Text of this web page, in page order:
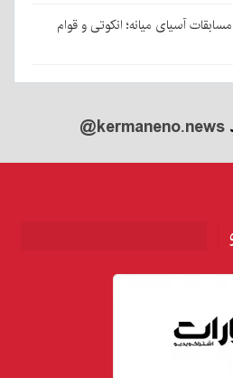
آسیای میانه؛ انکوتی و قوام
@kermaneno.news